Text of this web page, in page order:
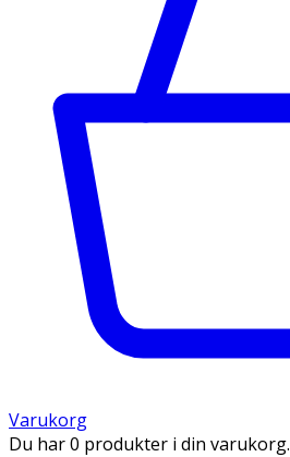
Varukorg
Du har 0 produkter i din varukorg.